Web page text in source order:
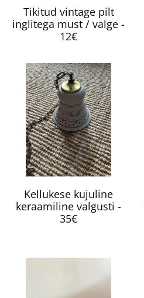
Tikitud vintage pilt
inglitega must / valge -
12€
Kellukese kujuline
keraamiline valgusti -
35€